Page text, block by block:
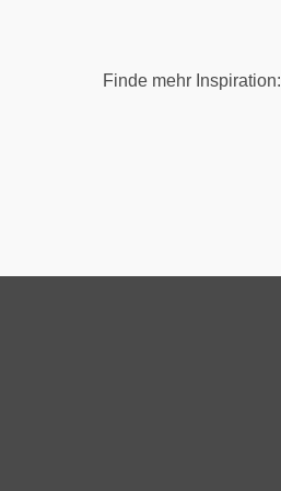
Finde mehr Inspiration: